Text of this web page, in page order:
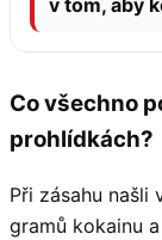
Co všechno
prohlídkách?
Při zásahu
gramů kokainu